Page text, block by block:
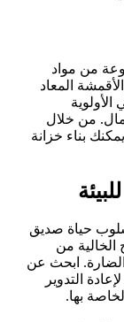
من مواد
المعاد
من خلال
بناء خزانة
حياة صديق
الخالية من
الضارة. ابحث عن
التدوير
بها.